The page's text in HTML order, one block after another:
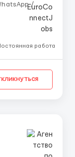
/
где к...
работа